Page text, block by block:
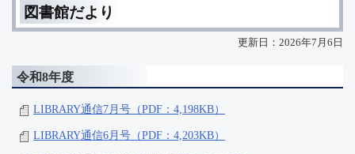
図書館だより
更新日：2026年7月6日
令和8年度
LIBRARY通信7月号（PDF：4,198KB）
LIBRARY通信6月号（PDF：4,203KB）